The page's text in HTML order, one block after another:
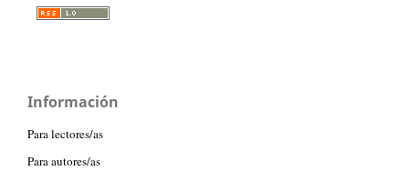
Información
Para lectores/as
Para autores/as